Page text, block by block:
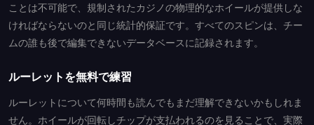
ことは不可能で、規制されたカジノの物理的なホイールが提供しな
ければならないのと同じ統計的保証です。すべてのスピンは、チー
ムの誰も後で編集できないデータベースに記録されます。
ルーレットを無料で練習
ルーレットについて何時間も読んでもまだ理解できないかもしれま
せん。ホイールが回転しチップが支払われるのを見ることで、実際